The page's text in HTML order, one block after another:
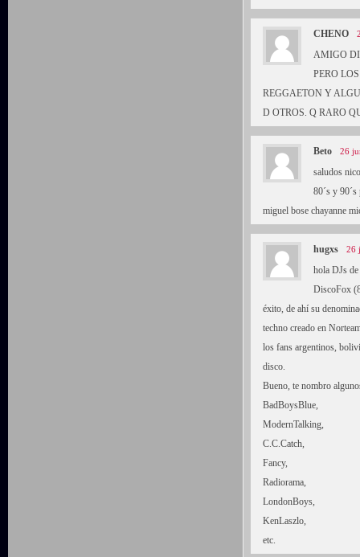
CHENO
AMIGO
PERO
REGGAETON Y
D OTROS. Q RARO
Beto 26
saludos
80´s y
miguel bose chayanne
hugxs 26
hola DJs
DiscoFox
éxito, de ahí su
techno creado en
los fans argentinos,
disco.
Bueno, te nombro
BadBoysBlue,
ModernTalking,
C.C.Catch,
Fancy,
Radiorama,
LondonBoys,
KenLaszlo,
etc.